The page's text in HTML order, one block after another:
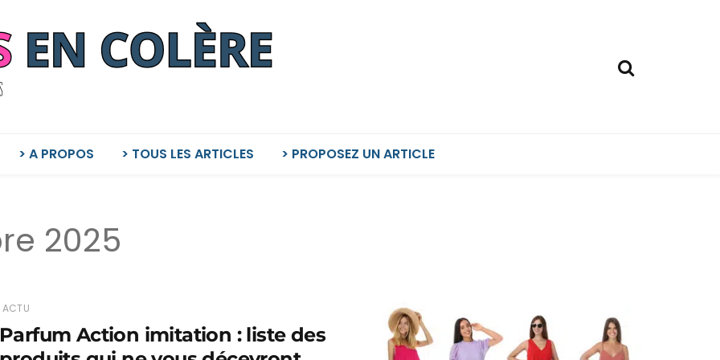
> A PROPOS > TOUS LES ARTICLES > PROPOSEZ UN ARTICLE
2025
ACTU
Parfum Action imitation : liste des